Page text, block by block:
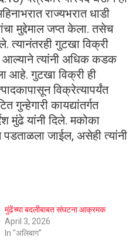
राज्यभरात धाडी
मुद्देमाल जप्त केला. तसेच
त्यानंतरही गुटखा विक्री
आल्याने त्यांनी अधिक कडक
आहे. गुटखा विक्री ही
विक्रेत्यापर्यंत
गुन्हेगारी कायद्यांतर्गत
मुंढे यांनी दिले. मकोका
पडताळला जाईल, असेही त्यांनी
मुंढेंच्या बदलीबाबत संघटना आक्रमक
April 3, 2026
In "अलिबाग"